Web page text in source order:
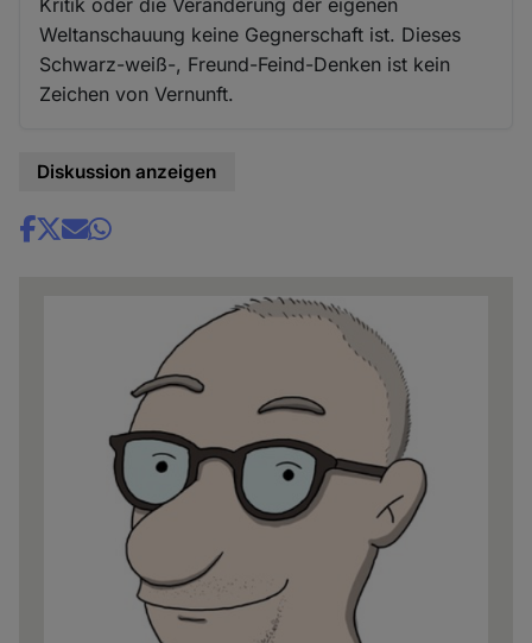
Kritik oder die Veränderung der eigenen
Weltanschauung keine Gegnerschaft ist. Dieses
Schwarz-weiß-, Freund-Feind-Denken ist kein
Zeichen von Vernunft.
Diskussion anzeigen
Share